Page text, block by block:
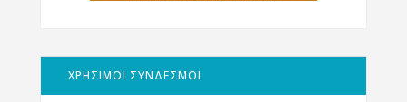
ΧΡΗΣΙΜΟΙ ΣΥΝΔΕΣΜΟΙ